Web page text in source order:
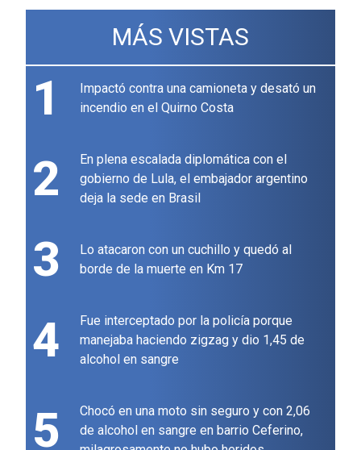
MÁS VISTAS
1
Impactó contra una camioneta y desató un
incendio en el Quirno Costa
2
En plena escalada diplomática con el
gobierno de Lula, el embajador argentino
deja la sede en Brasil
3
Lo atacaron con un cuchillo y quedó al
borde de la muerte en Km 17
4
Fue interceptado por la policía porque
manejaba haciendo zigzag y dio 1,45 de
alcohol en sangre
5
Chocó en una moto sin seguro y con 2,06
de alcohol en sangre en barrio Ceferino,